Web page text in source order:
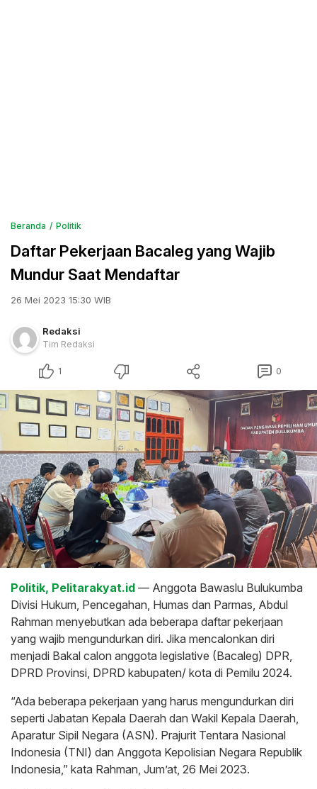
Beranda Politik
Daftar Pekerjaan Bacaleg yang Wajib
Mundur Saat Mendaftar
26 Mei 2023 15:30 WIB
Redaksi
Tim Redaksi
1 0
Politik, Pelitarakyat.id — Anggota Bawaslu Bulukumba
Divisi Hukum, Pencegahan, Humas dan Parmas, Abdul
Rahman menyebutkan ada beberapa daftar pekerjaan
yang wajib mengundurkan diri. Jika mencalonkan diri
menjadi Bakal calon anggota legislative (Bacaleg) DPR,
DPRD Provinsi, DPRD kabupaten/ kota di Pemilu 2024.
“Ada beberapa pekerjaan yang harus mengundurkan diri
seperti Jabatan Kepala Daerah dan Wakil Kepala Daerah,
Aparatur Sipil Negara (ASN). Prajurit Tentara Nasional
Indonesia (TNI) dan Anggota Kepolisian Negara Republik
Indonesia,” kata Rahman, Jum’at, 26 Mei 2023.